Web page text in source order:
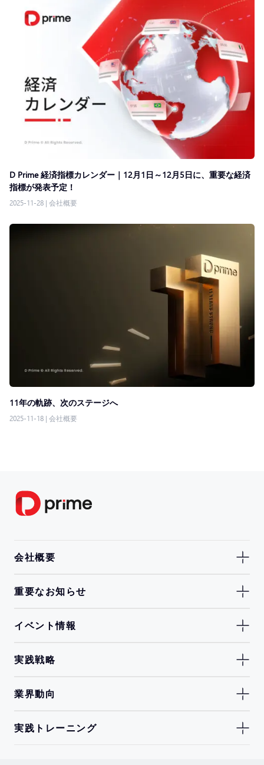
D Prime 経済指標カレンダー｜12月1日～12月5日に、重要な経済
指標が発表予定！
2025-11-28 | 会社概要
11年の軌跡、次のステージへ
2025-11-18 | 会社概要
会社概要
重要なお知らせ
イベント情報
実践戦略
業界動向
実践トレーニング